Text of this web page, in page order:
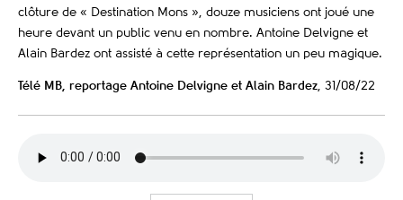
clôture de « Destination Mons », douze musiciens ont joué une
heure devant un public venu en nombre. Antoine Delvigne et
Alain Bardez ont assisté à cette représentation un peu magique.
Télé MB, reportage Antoine Delvigne et Alain Bardez, 31/08/22